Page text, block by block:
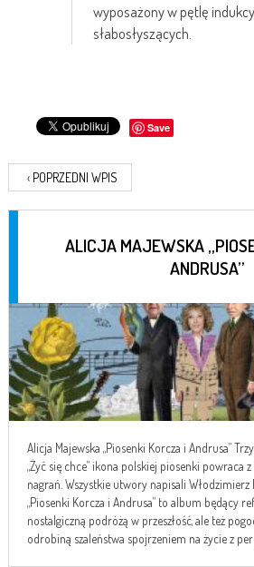
wyposażony w pętlę
słabosłyszących.
Save
‹ POPRZEDNI WPIS
ALICJA MAJEWSKA
ANDRUSA”
Alicja Majewska „Piosenki Korcza i Andrusa”
„Żyć się chce” ikona polskiej piosenki powraca
nagrań. Wszystkie utwory napisali
„Piosenki Korcza i Andrusa” to album będący
nostalgiczną podróżą w przeszłość, ale też
odrobiną szaleństwa spojrzeniem na życie z